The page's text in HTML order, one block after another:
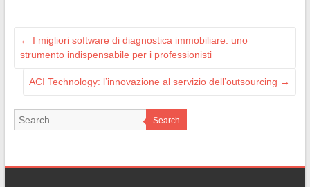
← I migliori software di diagnostica immobiliare: uno
strumento indispensabile per i professionisti
ACI Technology: l’innovazione al servizio dell’outsourcing →
Search